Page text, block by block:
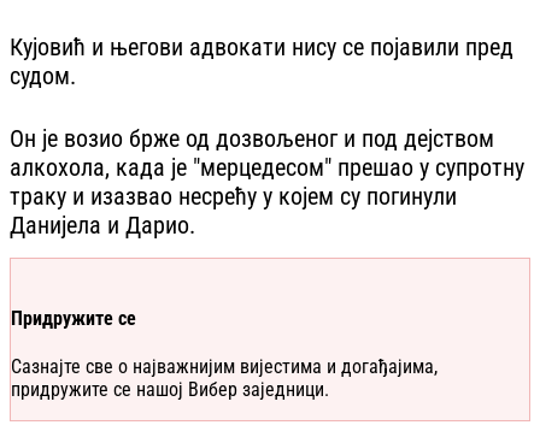
Кујовић и његови адвокати нису се појавили пред
судом.
Он је возио брже од дозвољеног и под дејством
алкохола, када је "мерцедесом" прешао у супротну
траку и изазвао несрећу у којем су погинули
Данијела и Дарио.
Придружите се
Сазнајте све о најважнијим вијестима и догађајима,
придружите се нашој Вибер заједници.